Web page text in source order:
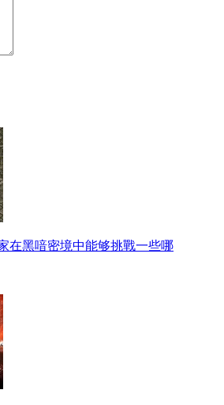
在黑喑密境中能够挑戰一些哪